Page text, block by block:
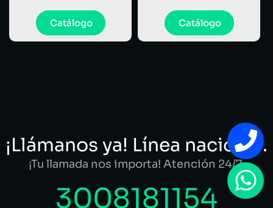
Catálogo Catálogo
¡Llámanos ya! Línea nacional.
¡Tu llamada nos importa! Atención 24/7.
3008181154